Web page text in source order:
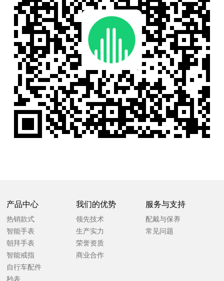
产品中心
热销款式
智能手表
朝拜手表
智能戒指
自行车配件
秒表
我们的优势
领先技术
生产实力
荣誉资质
商业合作
服务与支持
配戴与保养
常见问题